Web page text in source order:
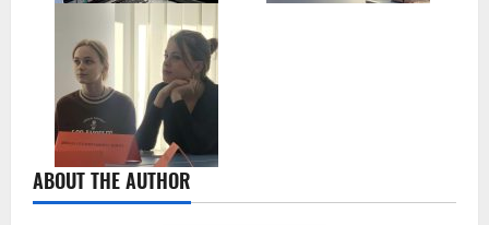
ABOUT THE AUTHOR